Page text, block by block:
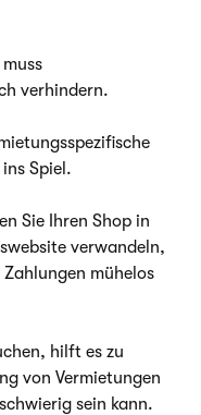
verhindern.
Spiel.
Sie Ihren Shop in
verwandeln,
mühelos
hilft es zu
von Vermietungen
sein kann.